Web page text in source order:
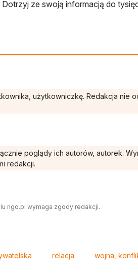
ze swoją informacją do
użytkowniczkę. Redakcja nie
poglądy ich autorów, autorek.
redakcji.
ngo.pl wymaga zgody redakcji.
relacja wojna,